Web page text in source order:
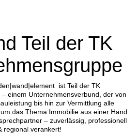
Teil der TK
ist Teil der TK
einem Unternehmensverbund, der von
bis hin zur Vermittlung alle
das Thema Immobilie aus einer Hand
– zuverlässig, professionell
regional verankert!